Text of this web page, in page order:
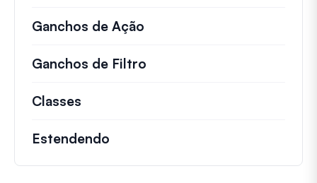
Ganchos de Ação
Ganchos de Filtro
Classes
Estendendo